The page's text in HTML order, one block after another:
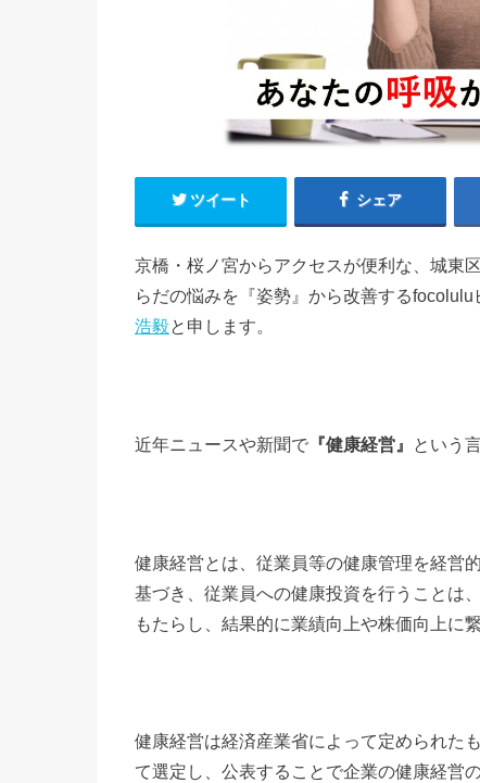
ツイート シェア
京橋・桜ノ宮からアクセスが便利な、城東
らだの悩みを『姿勢』から改善する
浩毅と申します。
近年ニュースや新聞で 『健康経営』 という
健康経営とは、従業員等の健康管理を経営
基づき、従業員への健康投資を行うことは
もたらし、結果的に業績向上や株価向上に
健康経営は経済産業省によって定められた
て選定し、公表することで企業の健康経営